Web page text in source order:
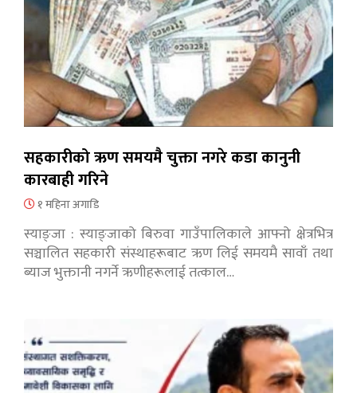
सहकारीको ऋण समयमै चुक्ता नगरे कडा कानुनी
कारबाही गरिने
१ महिना अगाडि
स्याङ्जा : स्याङ्जाको बिरुवा गाउँपालिकाले आफ्नो क्षेत्रभित्र
सञ्चालित सहकारी संस्थाहरूबाट ऋण लिई समयमै सावाँ तथा
ब्याज भुक्तानी नगर्ने ऋणीहरूलाई तत्काल…